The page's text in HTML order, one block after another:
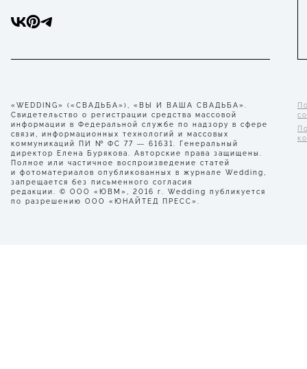
«WEDDING» («СВАДЬБА»), «ВЫ И ВАША СВАДЬБА».
Свидетельство о регистрации средства массовой
информации в Федеральной службе по надзору в сфере
связи, информационных технологий и массовых
коммуникаций ПИ № ФС 77 — 61631. Генеральный
директор Елена Бурякова. Авторские права защищены.
Полное или частичное воспроизведение статей
и фотоматериалов опубликованных в журнале Wedding,
запрещается без письменного согласия
редакции. © ООО «ЮВМ», 2016 г. Wedding публикуется
по разрешению ООО «ЮНАЙТЕД ПРЕСС».